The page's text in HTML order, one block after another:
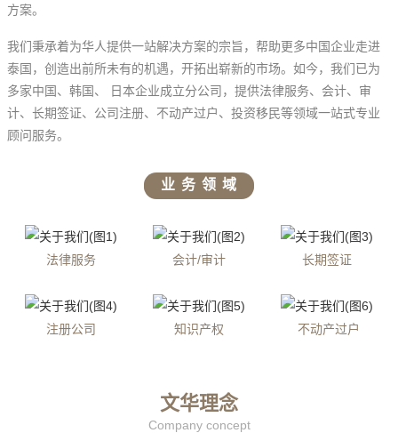
方案。
我们秉承着为华人提供一站解决方案的宗旨，帮助更多中国企业走进
泰国，创造出前所未有的机遇，开拓出崭新的市场。如今，我们已为
多家中国、韩国、 日本企业成立分公司，提供法律服务、会计、审
计、长期签证、公司注册、不动产过户、投资移民等领域一站式专业
顾问服务。
业 务 领 域
法律服务 会计/审计 长期签证
注册公司 知识产权 不动产过户
文华理念
Company concept